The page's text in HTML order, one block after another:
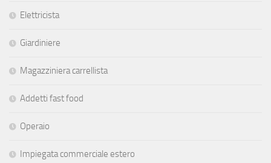
Elettricista
Giardiniere
Magazziniera carrellista
Addetti fast food
Operaio
Impiegata commerciale estero